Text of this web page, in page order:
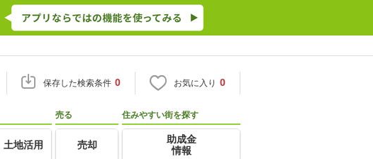
保存した検索条件 0 お気に入り 0
土地活用
売る
売却
住みやすい街を探す
助成金
情報